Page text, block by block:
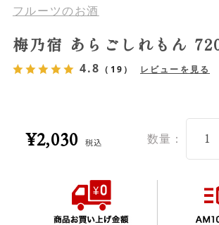
フルーツのお酒
梅乃宿 あらごしれもん
4.8 （19） レビューを見る
¥2,030 税込 数量：